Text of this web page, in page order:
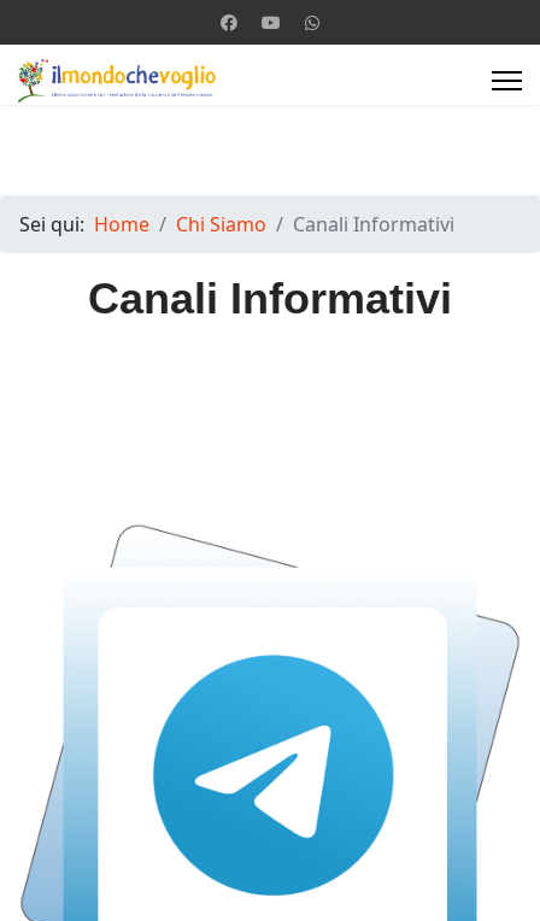
Sei qui: Home Chi Siamo Canali Informativi
Canali Informativi